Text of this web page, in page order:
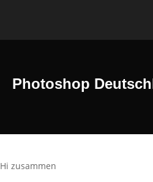
Photoshop
Hi zusammen